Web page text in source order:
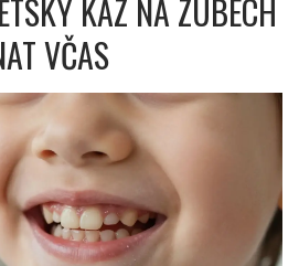
KAZ NA ZUBECH
VČAS